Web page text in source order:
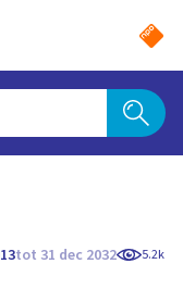
tot 31 dec 2032 5.2k